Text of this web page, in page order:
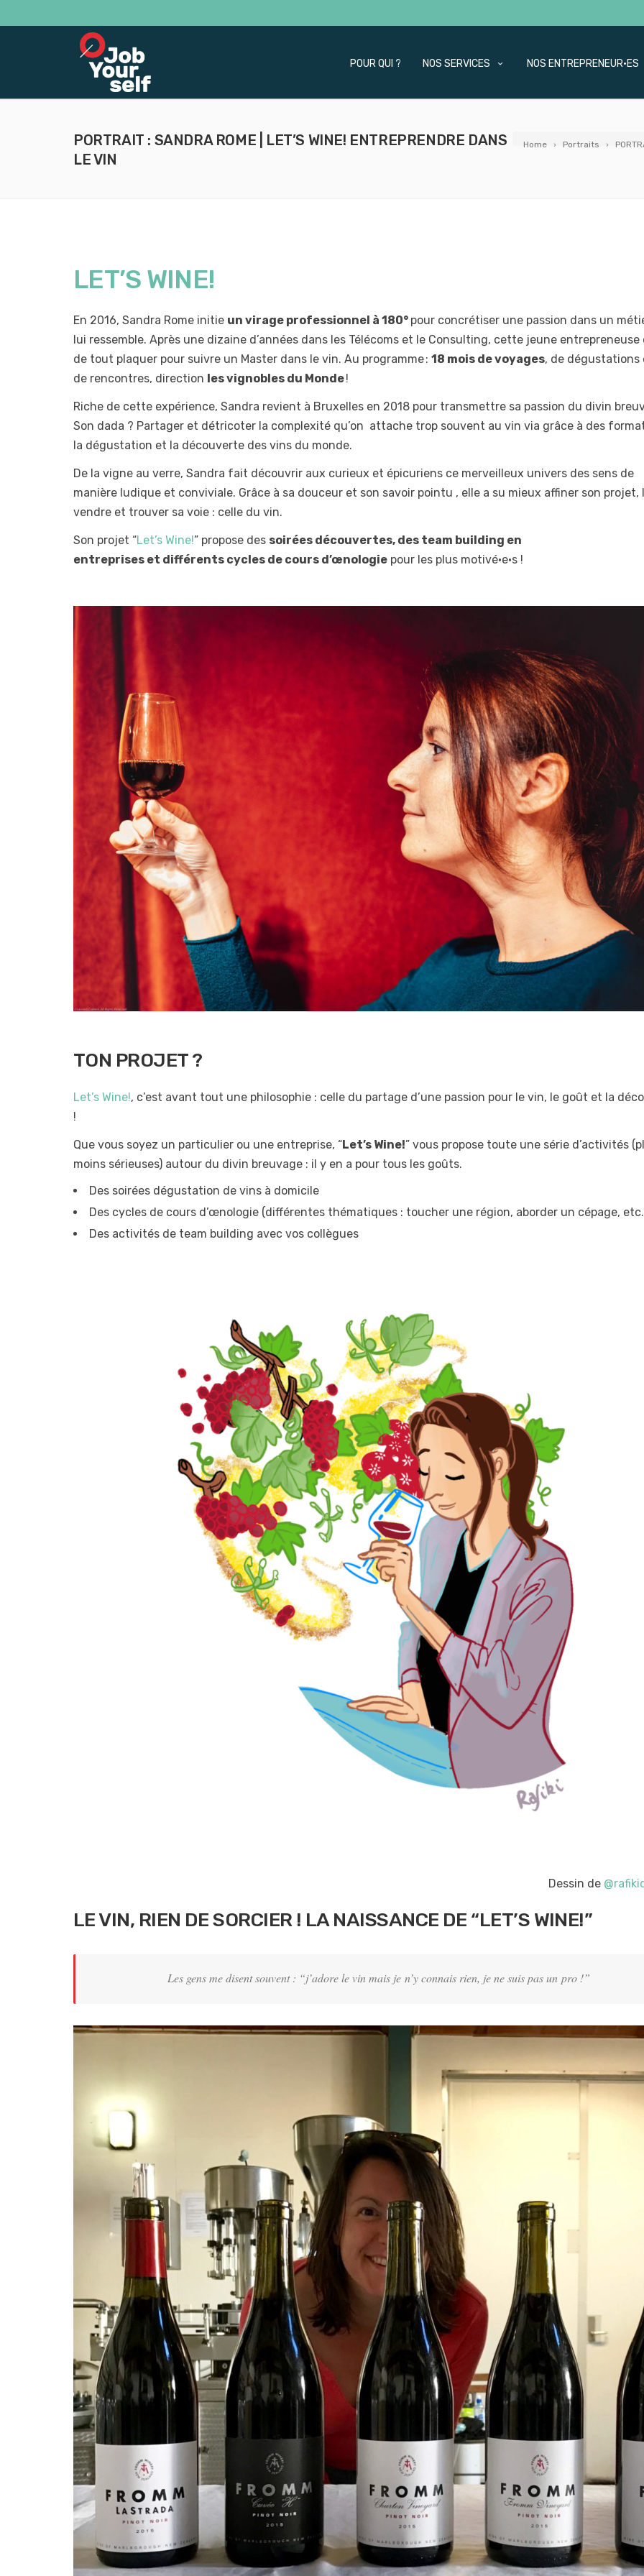
POUR QUI ? NOS SERVICES NOS ENTREPRENEUR·ES
Home Portraits
PORTRAIT : SANDRA ROME | LET’S WINE! ENTREPRENDRE DANS
LE VIN
LET’S WINE!
En 2016, Sandra Rome initie un virage professionnel à 180° pour concrétiser une passion dans un
lui ressemble. Après une dizaine d’années dans les Télécoms et le Consulting, cette jeune entrepreneuse
de tout plaquer pour suivre un Master dans le vin. Au programme : 18 mois de voyages, de dégustations
de rencontres, direction les vignobles du Monde!
Riche de cette expérience, Sandra revient à Bruxelles en 2018 pour transmettre sa passion du divin
Son dada ? Partager et détricoter la complexité qu’on attache trop souvent au vin via grâce à des
la dégustation et la découverte des vins du monde.
De la vigne au verre, Sandra fait découvrir aux curieux et épicuriens ce merveilleux univers des sens de
manière ludique et conviviale. Grâce à sa douceur et son savoir pointu , elle a su mieux affiner son projet,
vendre et trouver sa voie : celle du vin.
Son projet “Let’s Wine!” propose des soirées découvertes, des team building en
entreprises et différents cycles de cours d’œnologie pour les plus motivé·e·s !
TON PROJET?
Let’s Wine!, c’est avant tout une philosophie : celle du partage d’une passion pour le vin, le goût et la
!
Que vous soyez un particulier ou une entreprise, “Let’s Wine!” vous propose toute une série d’activités
moins sérieuses) autour du divin breuvage : il y en a pour tous les goûts.
Des soirées dégustation de vins à domicile
Des cycles de cours d’œnologie (différentes thématiques : toucher une région, aborder un cépage,
Des activités de team building avec vos collègues
Dessin de
LE VIN, RIEN DE SORCIER ! LA NAISSANCE DE “LET’S WINE!”
Les gens me disent souvent : “j’adore le vin mais je n’y connais rien, je ne suis pas un pro !”